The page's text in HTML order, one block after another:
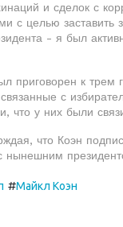
и сделок с
с целью заставить
- я был
приговорен к трем
с
что у них были
что Коэн
нынешним
#Майкл Коэн